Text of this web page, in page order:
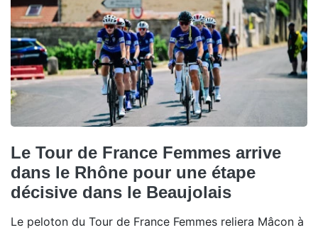
Le Tour de France Femmes arrive
dans le Rhône pour une étape
décisive dans le Beaujolais
Le peloton du Tour de France Femmes reliera Mâcon à